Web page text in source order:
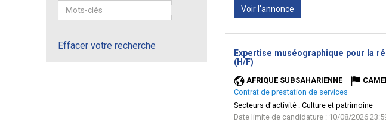
Effacer votre recherche
Voir l'annonce
Expertise muséographique pour la
(H/F)
AFRIQUE SUBSAHARIENNE
Contrat de prestation de services
Secteurs d'activité : Culture et patrimoine
Date limite de candidature : 10/08/2026